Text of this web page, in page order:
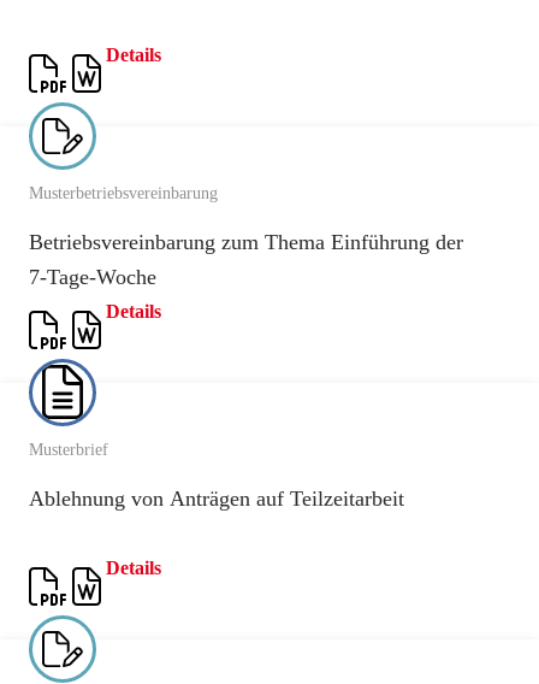
Details
Musterbetriebsvereinbarung
Betriebsvereinbarung zum Thema Einführung der
7‑Tage‑Woche
Details
Musterbrief
Ablehnung von Anträgen auf Teilzeitarbeit
Details